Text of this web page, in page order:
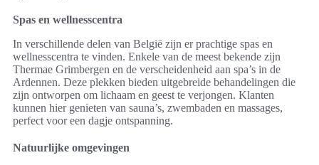
Spas en wellnesscentra
In verschillende delen van België zijn er prachtige spas en
wellnesscentra te vinden. Enkele van de meest bekende zijn
Thermae Grimbergen en de verscheidenheid aan spa’s in de
Ardennen. Deze plekken bieden uitgebreide behandelingen die
zijn ontworpen om lichaam en geest te verjongen. Klanten
kunnen hier genieten van sauna’s, zwembaden en massages,
perfect voor een dagje ontspanning.
Natuurlijke omgevingen